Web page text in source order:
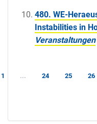
480. WE-
Instabilities in
Veranstaltungen
1 ... 24 25 26